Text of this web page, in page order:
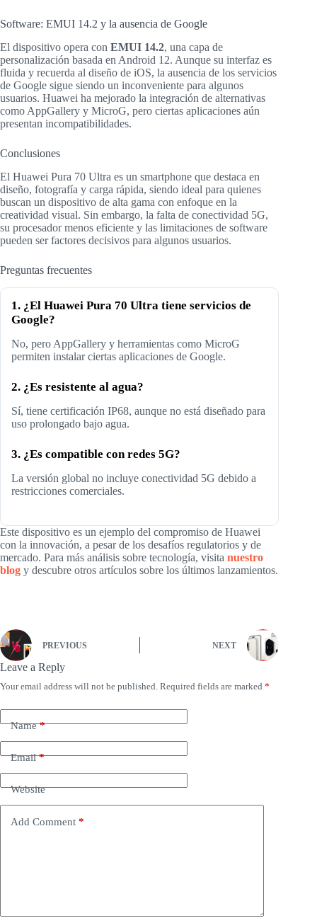
Software: EMUI 14.2 y la ausencia de Google
El dispositivo opera con EMUI 14.2, una capa de
personalización basada en Android 12. Aunque su interfaz es
fluida y recuerda al diseño de iOS, la ausencia de los servicios
de Google sigue siendo un inconveniente para algunos
usuarios. Huawei ha mejorado la integración de alternativas
como AppGallery y MicroG, pero ciertas aplicaciones aún
presentan incompatibilidades.
Conclusiones
El Huawei Pura 70 Ultra es un smartphone que destaca en
diseño, fotografía y carga rápida, siendo ideal para quienes
buscan un dispositivo de alta gama con enfoque en la
creatividad visual. Sin embargo, la falta de conectividad 5G,
su procesador menos eficiente y las limitaciones de software
pueden ser factores decisivos para algunos usuarios.
Preguntas frecuentes
1. ¿El Huawei Pura 70 Ultra tiene servicios de
Google?
No, pero AppGallery y herramientas como MicroG
permiten instalar ciertas aplicaciones de Google.
2. ¿Es resistente al agua?
Sí, tiene certificación IP68, aunque no está diseñado para
uso prolongado bajo agua.
3. ¿Es compatible con redes 5G?
La versión global no incluye conectividad 5G debido a
restricciones comerciales.
Este dispositivo es un ejemplo del compromiso de Huawei
con la innovación, a pesar de los desafíos regulatorios y de
mercado. Para más análisis sobre tecnología, visita nuestro
blog y descubre otros artículos sobre los últimos lanzamientos.
PREVIOUS NEXT
Leave a Reply
Your email address will not be published. Required fields are marked *
Name*
Email*
Website
Add Comment *